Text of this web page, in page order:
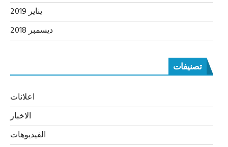
يناير 2019
ديسمبر 2018
تصنيفات
اعلانات
الاخبار
الفيديوهات